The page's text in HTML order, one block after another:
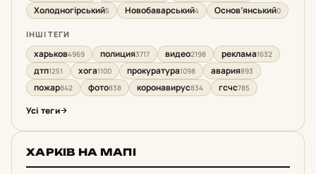
Холодногірський5 Новобаварський4 Основ’янський0
ІНШІ ТЕГИ
харьков4969 полиция3717 видео2198 реклама1632
дтп1251 хога1100 прокуратура1098 авария893
пожар842 фото838 коронавирус834 гсчс785
Усі теги
ХАРКІВ НА МАПІ